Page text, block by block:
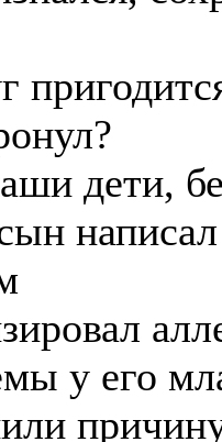
дети,
у его